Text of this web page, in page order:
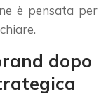
è pensata per
dopo